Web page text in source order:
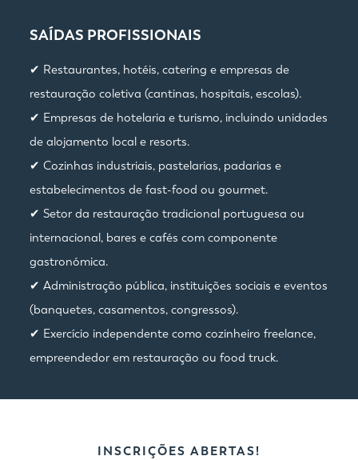
SAÍDAS PROFISSIONAIS
✔ Restaurantes, hotéis, catering e empresas de
restauração coletiva (cantinas, hospitais, escolas).
✔ Empresas de hotelaria e turismo, incluindo unidades
de alojamento local e resorts.
✔ Cozinhas industriais, pastelarias, padarias e
estabelecimentos de fast-food ou gourmet.
✔ Setor da restauração tradicional portuguesa ou
internacional, bares e cafés com componente
gastronómica.
✔ Administração pública, instituições sociais e eventos
(banquetes, casamentos, congressos).
✔ Exercício independente como cozinheiro freelance,
empreendedor em restauração ou food truck.
INSCRIÇÕES ABERTAS!